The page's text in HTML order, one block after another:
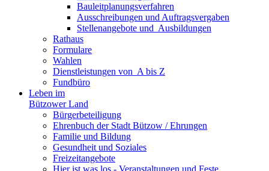
Bauleitplanungsverfahren
Ausschreibungen und Auftragsvergaben
Stellenangebote und ­­ Ausbildungen
Rathaus
Formulare
Wahlen
Dienst­leistungen ­von ­ ­A bis Z
Fundbüro
Leben im
Bützower Land
Bürgerbeteiligung
Ehrenbuch der Stadt Bützow / Ehrungen
Familie und Bildung
Gesundheit und Soziales
Freizeit­angebote
Hier ist was los - Veranstaltungen und Feste